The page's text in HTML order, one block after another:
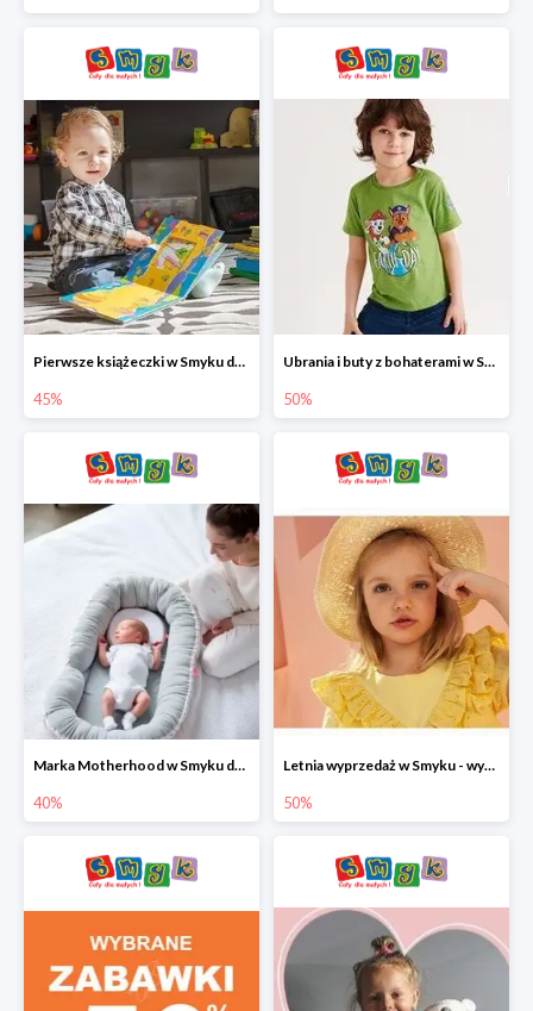
Pierwsze książeczki w Smyku do -45%
45%
Ubrania i buty z bohaterami w Smyku do -50%
50%
Marka Motherhood w Smyku do -40%
40%
Letnia wyprzedaż w Smyku - wybrane ubrania i buty do -50%
50%